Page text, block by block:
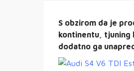
S obzirom da je
kontinentu, tjuning
dodatno ga